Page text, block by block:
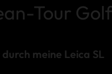
Tour Golf
meine Leica SL